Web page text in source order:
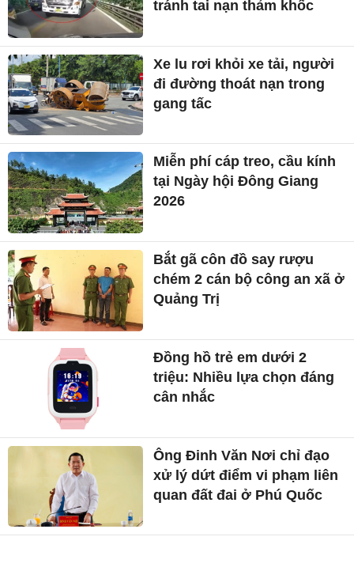
tránh tai nạn thảm khốc
Xe lu rơi khỏi xe tải, người
đi đường thoát nạn trong
gang tấc
Miễn phí cáp treo, cầu kính
tại Ngày hội Đông Giang
2026
Bắt gã côn đồ say rượu
chém 2 cán bộ công an xã ở
Quảng Trị
Đồng hồ trẻ em dưới 2
triệu: Nhiều lựa chọn đáng
cân nhắc
Ông Đinh Văn Nơi chỉ đạo
xử lý dứt điểm vi phạm liên
quan đất đai ở Phú Quốc